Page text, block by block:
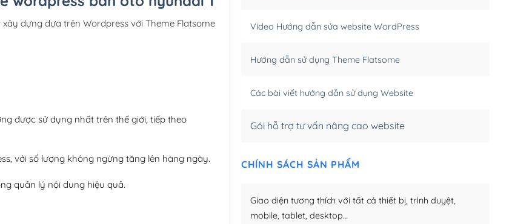
Hosting 3GB SSD (1 năm)
(+950,000₫)
dựng dựa trên Wordpress với Theme Flatsome
được sử dụng nhất trên thế giới, tiếp theo
với số lượng không ngừng tăng lên hàng ngày.
quản lý nội dung hiệu quả.
Video Hướng dẫn sửa website WordPress
Hướng dẫn sử dụng Theme Flatsome
Các bài viết hướng dẫn sử dụng Website
Gói hỗ trợ tư vấn nâng cao website
CHÍNH SÁCH SẢN PHẨM
Giao diện tương thích với tất cả thiết bị, trình duyệt,
mobile, tablet, desktop…